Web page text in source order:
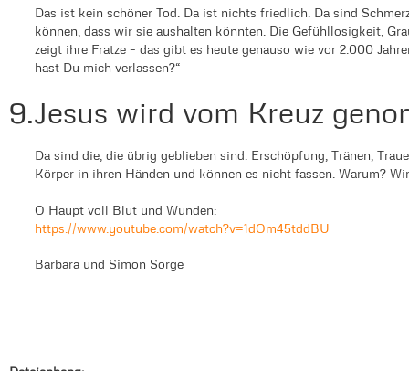
Das ist kein schöner Tod. Da ist nichts friedlich. Da sind
können, dass wir sie aushalten könnten. Die Gefühllosigkeit,
zeigt ihre Fratze – das gibt es heute genauso wie vor 2.000
hast Du mich verlassen?“
9.Jesus wird vom Kreuz
Da sind die, die übrig geblieben sind. Erschöpfung, Tränen,
Körper in ihren Händen und können es nicht fassen. Warum?
O Haupt voll Blut und Wunden:
https://www.youtube.com/watch?v=1dOm45tddBU
Barbara und Simon Sorge